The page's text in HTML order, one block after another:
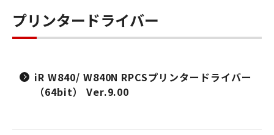
プリンタードライバー
iR W840/ W840N RPCSプリンタードライバー
（64bit） Ver.9.00